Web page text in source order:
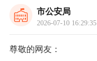
市公安局
2026-07-10 16:29:35
尊敬的网友：